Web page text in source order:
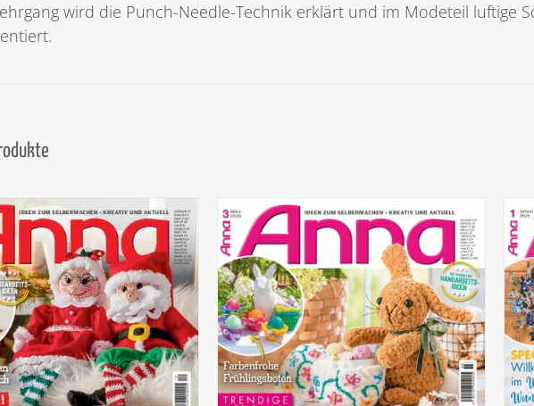
wird die Punch-Needle-Technik erklärt und im Modeteil luftige